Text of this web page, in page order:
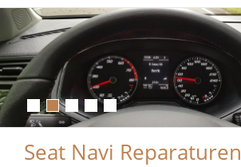
Seat Navi Reparaturen